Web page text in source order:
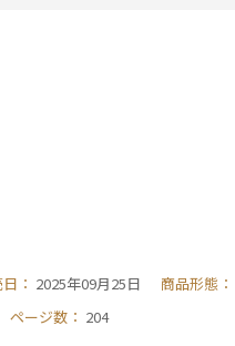
： 2025年09月25日 商品形態：
ページ数： 204